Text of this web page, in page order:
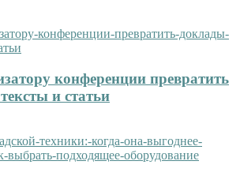
конференции превратить
и статьи